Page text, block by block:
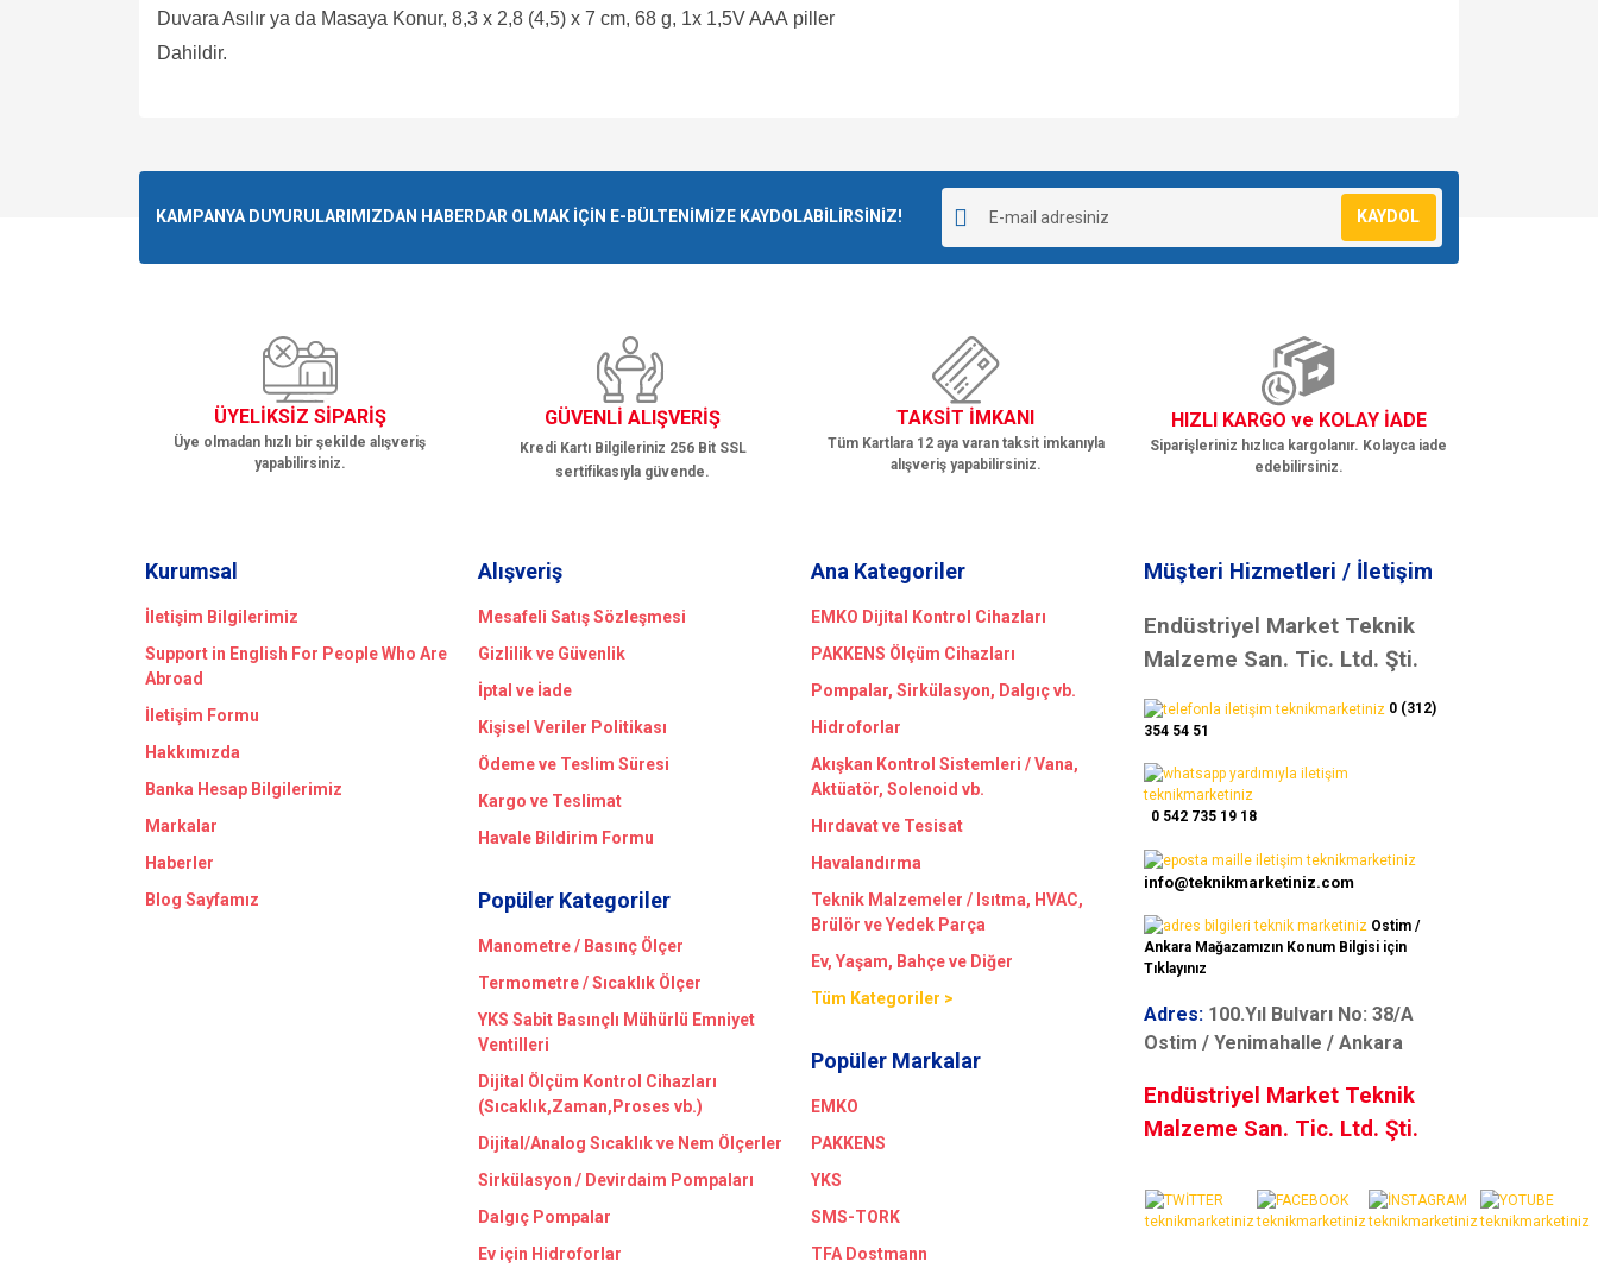
Duvara Asılır ya da Masaya Konur, 8,3 x 2,8 (4,5) x 7 cm, 68 g, 1x 1,5V AAA piller
Dahildir.
Ürün resmi kalitesiz, bozuk veya görüntülenemiyor.
Bu ürüne benzer farklı alternatifler olmalı.
KAMPANYA DUYURULARIMIZDAN HABERDAR OLMAK İÇİN E-BÜLTENİMİZE KAYDOLABİLİRSİNİZ! KAYDOL
ÜYELİKSİZ SİPARİŞ
Üye olmadan hızlı bir şekilde alışveriş
yapabilirsiniz.
GÜVENLİ ALIŞVERİŞ
Kredi Kartı Bilgileriniz 256 Bit SSL
sertifikasıyla güvende.
TAKSİT İMKANI
Tüm Kartlara 12 aya varan taksit imkanıyla
alışveriş yapabilirsiniz.
HIZLI KARGO ve KOLAY İADE
Siparişleriniz hızlıca kargolanır. Kolayca iade
edebilirsiniz.
Kurumsal
İletişim Bilgilerimiz
Support in English For People Who Are
Abroad
İletişim Formu
Hakkımızda
Banka Hesap Bilgilerimiz
Markalar
Haberler
Blog Sayfamız
Alışveriş
Mesafeli Satış Sözleşmesi
Gizlilik ve Güvenlik
İptal ve İade
Kişisel Veriler Politikası
Ödeme ve Teslim Süresi
Kargo ve Teslimat
Havale Bildirim Formu
Popüler Kategoriler
Manometre / Basınç Ölçer
Termometre / Sıcaklık Ölçer
YKS Sabit Basınçlı Mühürlü Emniyet
Ventilleri
Dijital Ölçüm Kontrol Cihazları
(Sıcaklık,Zaman,Proses vb.)
Dijital/Analog Sıcaklık ve Nem Ölçerler
Sirkülasyon / Devirdaim Pompaları
Dalgıç Pompalar
Ev için Hidroforlar
Ana Kategoriler
EMKO Dijital Kontrol Cihazları
PAKKENS Ölçüm Cihazları
Pompalar, Sirkülasyon, Dalgıç vb.
Hidroforlar
Akışkan Kontrol Sistemleri / Vana,
Aktüatör, Solenoid vb.
Hırdavat ve Tesisat
Havalandırma
Teknik Malzemeler / Isıtma, HVAC,
Brülör ve Yedek Parça
Ev, Yaşam, Bahçe ve Diğer
Tüm Kategoriler >
Popüler Markalar
EMKO
PAKKENS
YKS
SMS-TORK
TFA Dostmann
Müşteri Hizmetleri / İletişim
Endüstriyel Market Teknik
Malzeme San. Tic. Ltd. Şti.
0 (312)
354 54 51
0 542 735 19 18
info@teknikmarketiniz.com
Ostim /
Ankara Mağazamızın Konum Bilgisi için
Tıklayınız
Adres: 100.Yıl Bulvarı No: 38/A
Ostim / Yenimahalle / Ankara
Endüstriyel Market Teknik
Malzeme San. Tic. Ltd. Şti.